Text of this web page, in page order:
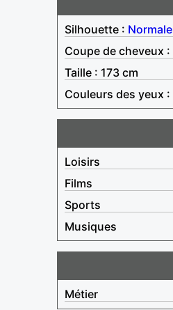
Silhouette : Normale
Coupe de cheveux :
Taille : 173 cm
Couleurs des yeux :
Loisirs
Films
Sports
Musiques
Métier